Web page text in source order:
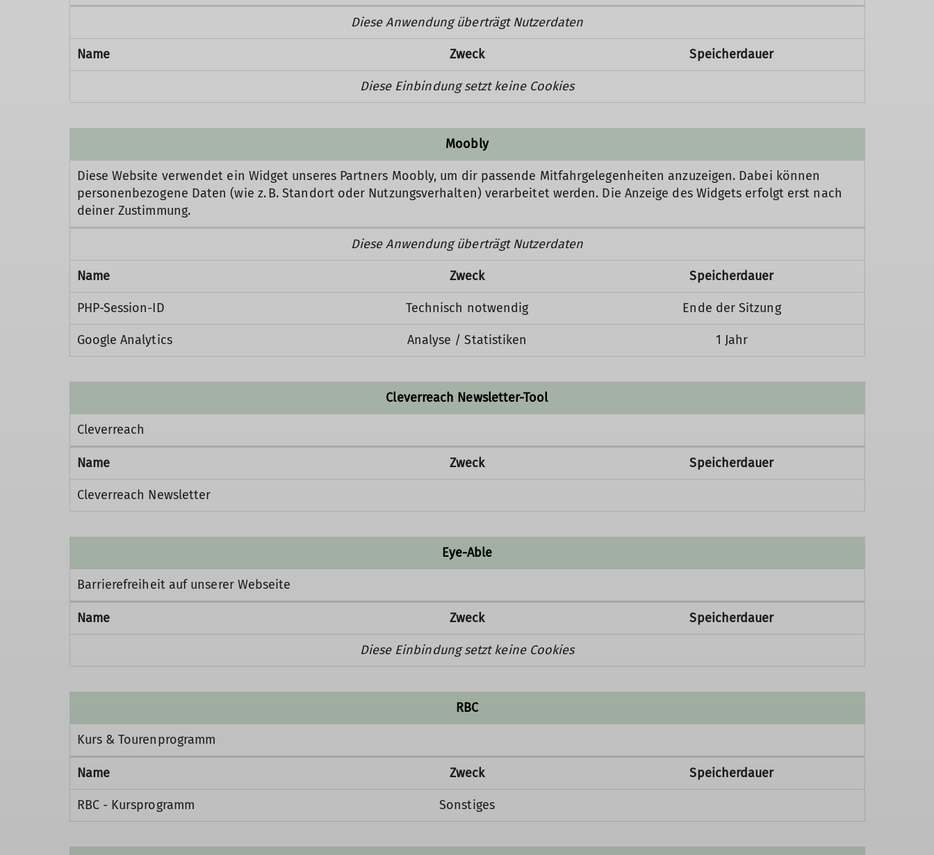
Diese Anwendung überträgt Nutzerdaten
Name Zweck Speicherdauer
Diese Einbindung setzt keine Cookies
Moobly
Diese Website verwendet ein Widget unseres Partners Moobly, um dir passende Mitfahrgelegenheiten anzuzeigen. Dabei können
personenbezogene Daten (wie z. B. Standort oder Nutzungsverhalten) verarbeitet werden. Die Anzeige des Widgets erfolgt erst nach
deiner Zustimmung.
Diese Anwendung überträgt Nutzerdaten
Name Zweck Speicherdauer
PHP-Session-ID Technisch notwendig Ende der Sitzung
Google Analytics Analyse / Statistiken 1 Jahr
Cleverreach Newsletter-Tool
Cleverreach
Name Zweck Speicherdauer
Cleverreach Newsletter
Eye-Able
Barrierefreiheit auf unserer Webseite
Name Zweck Speicherdauer
Diese Einbindung setzt keine Cookies
RBC
Kurs & Tourenprogramm
Name Zweck Speicherdauer
RBC - Kursprogramm Sonstiges